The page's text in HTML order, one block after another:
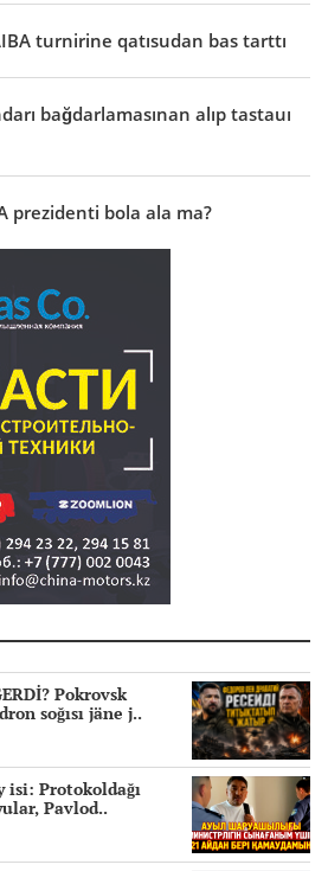
turnirine qatısudan bas tarttı
bağdarlamasınan alıp tastauı
prezidenti bola ala ma?
Pokrovsk
soğısı jäne j..
isi: Protokoldağı
Pavlod..